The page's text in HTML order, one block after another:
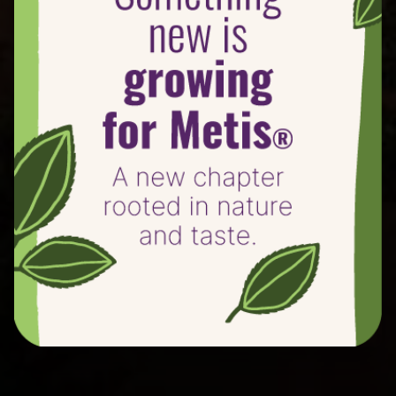
4 Generationen von Züchtern, fast 100 Jahre der
Sortenentwicklung, bedeuten unermessliche
Begeisterung, konstante Anstrengung und
Engagement, um Sorten zu entwickeln und
auszuwählen, die den Verbraucher begeistern.
Das ist Metis®.